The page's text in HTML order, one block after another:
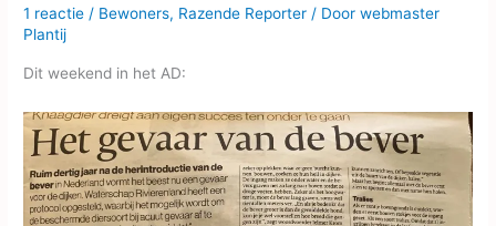
1 reactie / Bewoners, Razende Reporter / Doorwebmaster
Plantij
Dit weekend in het AD: